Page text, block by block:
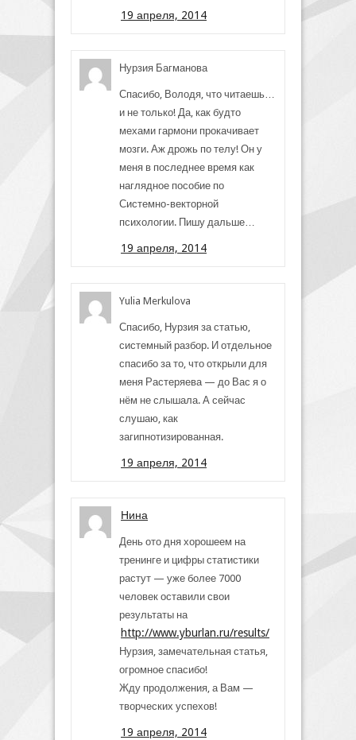
19 апреля, 2014
Нурзия Багманова
Спасибо, Володя, что читаешь…
и не только! Да, как будто
мехами гармони прокачивает
мозги. Аж дрожь по телу! Он у
меня в последнее время как
наглядное пособие по
Системно-векторной
психологии. Пишу дальше…
19 апреля, 2014
Yulia Merkulova
Спасибо, Нурзия за статью,
системный разбор. И отдельное
спасибо за то, что открыли для
меня Растеряева — до Вас я о
нём не слышала. А сейчас
слушаю, как
загипнотизированная.
19 апреля, 2014
Нина
День ото дня хорошеем на
тренинге и цифры статистики
растут — уже более 7000
человек оставили свои
результаты на
http://www.yburlan.ru/results/
Нурзия, замечательная статья,
огромное спасибо!
Жду продолжения, а Вам —
творческих успехов!
19 апреля, 2014